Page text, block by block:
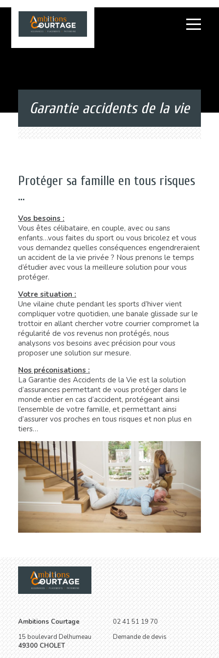
Garantie accidents de la vie
Protéger sa famille en tous risques
…
Vos besoins :
Vous êtes célibataire, en couple, avec ou sans
enfants…vous faites du sport ou vous bricolez et vous
vous demandez quelles conséquences engendreraient
un accident de la vie privée ? Nous prenons le temps
d’étudier avec vous la meilleure solution pour vous
protéger.
Votre situation :
Une vilaine chute pendant les sports d’hiver vient
compliquer votre quotidien, une banale glissade sur le
trottoir en allant chercher votre courrier compromet la
régularité de vos revenus non protégés, nous
analysons vos besoins avec précision pour vous
proposer une solution sur mesure.
Nos préconisations :
La Garantie des Accidents de la Vie est la solution
d’assurances permettant de vous protéger dans le
monde entier en cas d’accident, protégeant ainsi
l’ensemble de votre famille, et permettant ainsi
d’assurer vos proches en tous risques et non plus en
tiers…
Ambitions Courtage
15 boulevard Delhumeau
49300 CHOLET
02 41 51 19 70
Demande de devis